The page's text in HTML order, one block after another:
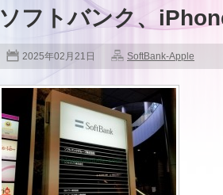
ソフトバンク、
2025年02月21日 SoftBank-Apple